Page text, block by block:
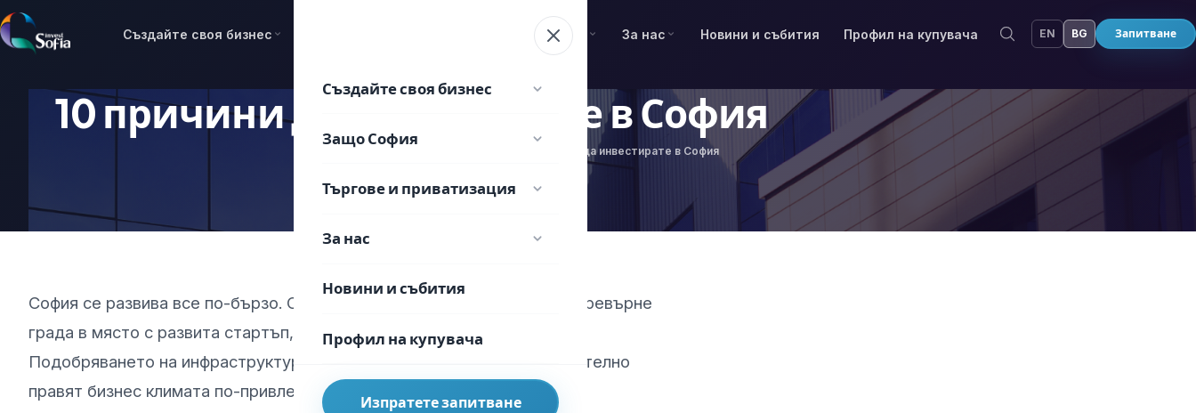
Преминаване
към
съдържанието
Създайте своя бизнес Търгове и приватизация За нас Новини и събития Профил на купувача EN BG Запитване
Създайте своя бизнес
Защо София
Търгове и приватизация
За нас
Новини и събития
Профил на купувача
Изпратете запитване
10 причини да инвестирате в София
10 причини да инвестирате в София
София се развива все по-бързо. Столична община има приоритет да превърне
града в място с развита стартъп, иновативна и НИРД екосистема.
Подобряването на инфраструктурата и качеството на живот допълнително
правят бизнес климата по-привлекателен.